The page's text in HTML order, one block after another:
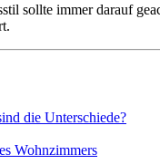
sollte immer darauf
die Unterschiede?
Wohnzimmers